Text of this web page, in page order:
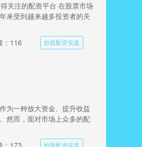
关注的配资平台 在股票市场
来受到越来越多投资者的关
：116 炒股配资实盘
为一种放大资金、提升收益
然而，面对市场上众多的配
：173 炒股配资实盘